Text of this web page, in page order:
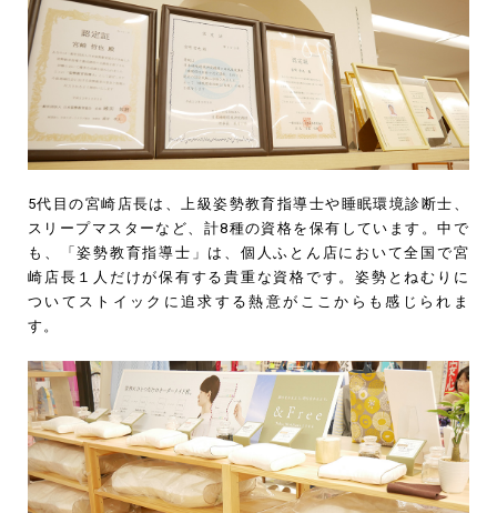
5代目の宮崎店長は、上級姿勢教育指導士や睡眠環境診断士、
スリープマスターなど、計8種の資格を保有しています。中で
も、「姿勢教育指導士」は、個人ふとん店において全国で宮
崎店長１人だけが保有する貴重な資格です。姿勢とねむりに
ついてストイックに追求する熱意がここからも感じられま
す。